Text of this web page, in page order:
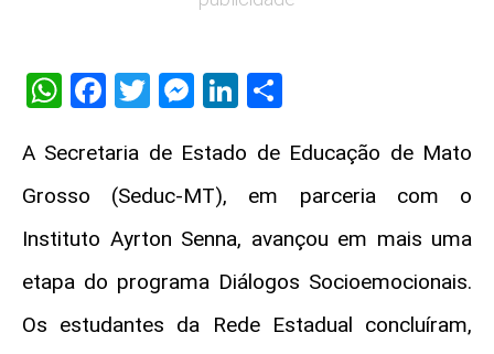
WhatsApp
Facebook
TwitterMessenger
LinkedIn
A Secretaria de Estado de Educação de Mato
Grosso (Seduc-MT), em parceria com o
Instituto Ayrton Senna, avançou em mais uma
etapa do programa Diálogos Socioemocionais.
Os estudantes da Rede Estadual concluíram,